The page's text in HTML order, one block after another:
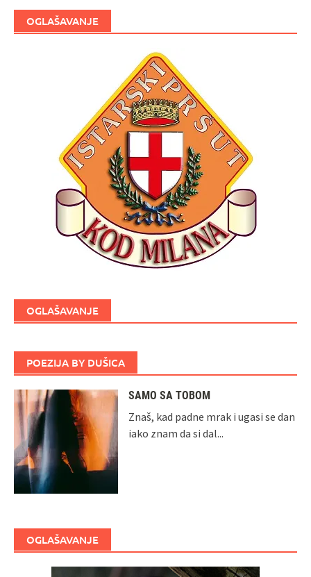
OGLAŠAVANJE
OGLAŠAVANJE
POEZIJA BY DUŠICA
SAMO SA TOBOM
Znaš, kad padne mrak i ugasi se dan
iako znam da si dal...
OGLAŠAVANJE